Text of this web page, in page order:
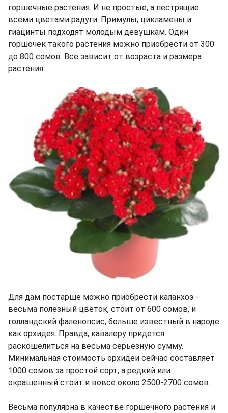
горшечные растения. И не простые, а пестрящие
всеми цветами радуги. Примулы, цикламены и
гиацинты подходят молодым девушкам. Один
горшочек такого растения можно приобрести от 300
до 800 сомов. Все зависит от возраста и размера
растения.
Для дам постарше можно приобрести каланхоэ -
весьма полезный цветок, стоит от 600 сомов, и
голландский фаленопсис, больше известный в народе
как орхидея. Правда, кавалеру придется
раскошелиться на весьма серьезную сумму.
Минимальная стоимость орхидеи сейчас составляет
1000 сомов за простой сорт, а редкий или
окрашенный стоит и вовсе около 2500-2700 сомов.
Весьма популярна в качестве горшечного растения и